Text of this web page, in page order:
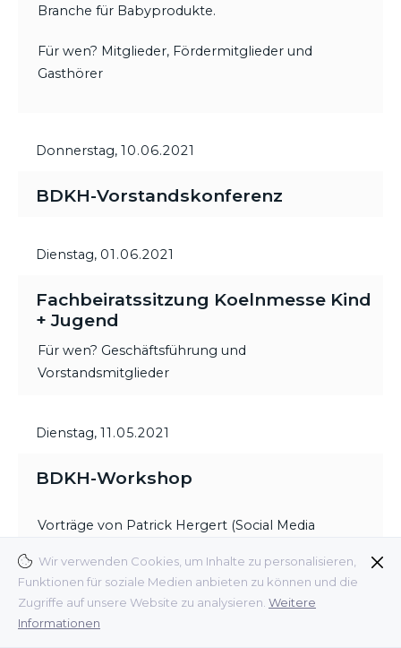
Wir verwenden Cookies, um Inhalte zu personalisieren,
Funktionen für soziale Medien anbieten zu können und die
Zugriffe auf unsere Website zu analysieren. Weitere
Informationen
Branche für Babyprodukte.
Für wen? Mitglieder, Fördermitglieder und
Gasthörer
Donnerstag, 10.06.2021
BDKH-Vorstandskonferenz
Dienstag, 01.06.2021
Fachbeiratssitzung Koelnmesse Kind
+ Jugend
Für wen? Geschäftsführung und
Vorstandsmitglieder
Dienstag, 11.05.2021
BDKH-Workshop
Vorträge von Patrick Hergert (Social Media
Dr. Stefano Armandi (Interconnection Consulting).
Für wen? Mitglieder und Fördermitglieder,
Interessenten für eine Mitgliedschaft